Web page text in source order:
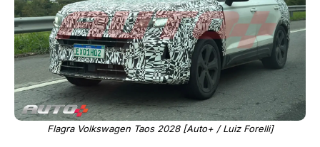
Flagra Volkswagen Taos 2028 [Auto+ / Luiz Forelli]